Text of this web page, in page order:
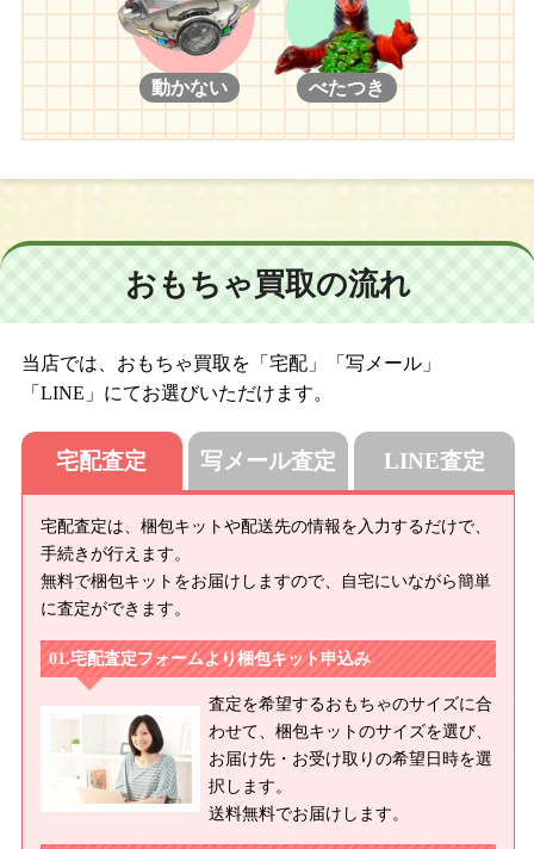
動かない べたつき
おもちゃ買取の流れ
当店では、おもちゃ買取を「宅配」「写メール」
「LINE」にてお選びいただけます。
宅配査定
宅配査定は、梱包キットや配送先の情報を入力するだけで、
手続きが行えます。
無料で梱包キットをお届けしますので、自宅にいながら簡単
に査定ができます。
宅配査定フォームより梱包キット申込み
査定を希望するおもちゃのサイズに合
わせて、梱包キットのサイズを選び、
お届け先・お受け取りの希望日時を選
択します。
送料無料でお届けします。
写メール査定 LINE査定